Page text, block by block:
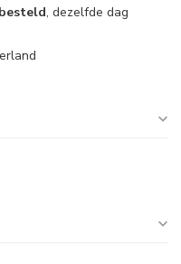
, dezelfde dag